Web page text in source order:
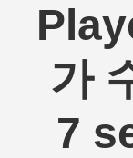
가
7